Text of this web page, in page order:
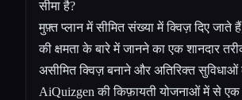
सीमा है?
मुफ़्त प्लान में सीमित संख्या में क्विज़ दिए
की क्षमता के बारे में जानने का एक शानदार
असीमित क्विज़ बनाने और अतिरिक्त
AiQuizgen की किफ़ायती योजनाओं में से एक